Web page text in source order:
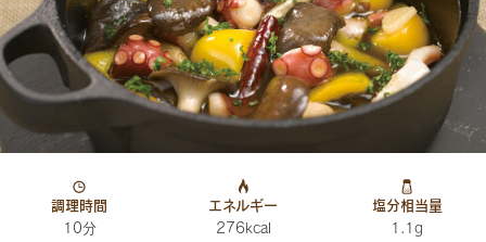
調理時間
10分
エネルギー
276kcal
塩分相当量
1.1g